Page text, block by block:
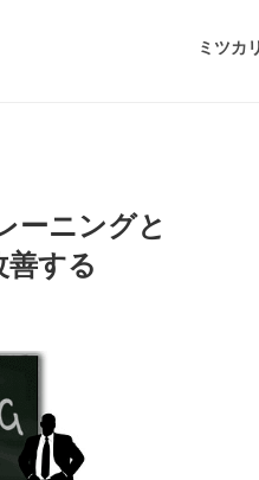
ミツカ
ーニングと
善する